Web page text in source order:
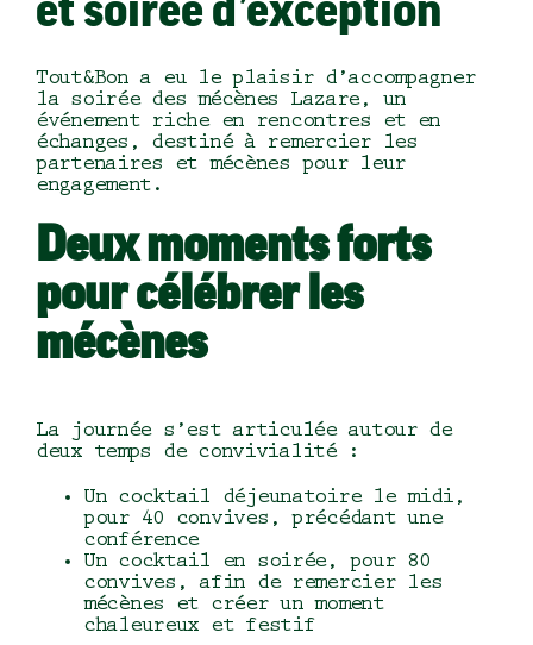
et soirée d’exception
Tout&Bon a eu le plaisir d’accompagner
la soirée des mécènes Lazare, un
événement riche en rencontres et en
échanges, destiné à remercier les
partenaires et mécènes pour leur
engagement.
Deux moments forts
pour célébrer les
mécènes
La journée s’est articulée autour de
deux temps de convivialité :
Un cocktail déjeunatoire le midi,
pour 40 convives, précédant une
conférence
Un cocktail en soirée, pour 80
convives, afin de remercier les
mécènes et créer un moment
chaleureux et festif